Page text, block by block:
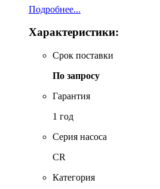
Подробнее...
Характеристики:
Срок поставки
По запросу
Гарантия
1 год
Серия насоса
CR
Категория